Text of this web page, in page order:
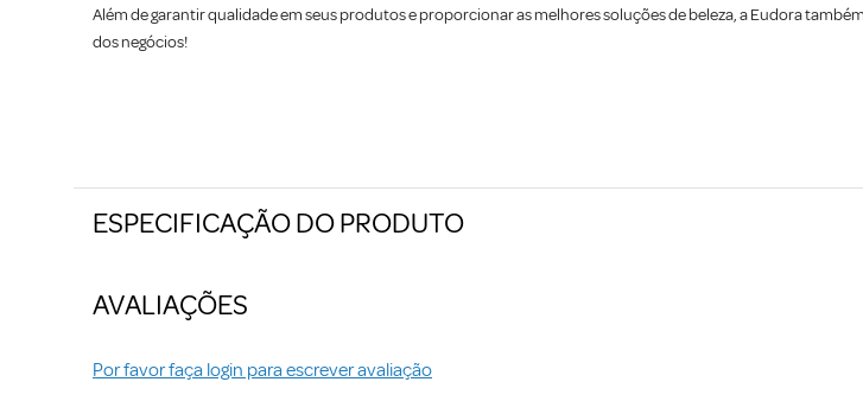
Além de garantir qualidade em seus produtos e proporcionar as melhores soluções de beleza, a Eudora
dos negócios!
ESPECIFICAÇÃO DO PRODUTO
AVALIAÇÕES
Por favor faça login para escrever avaliação